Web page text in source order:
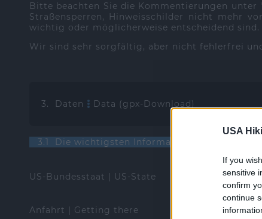
USA
If you
sensitive
confirm
continue
Bitte beachten Sie die Kommentierungen unter
Straßensperren, Hinweisschilder nicht mehr
wichtig oder möglicherweise entscheidend sind.
Wir sind sehr sorgfältig, aber nicht fehlerfrei
3. Daten Data (gpx-Download)
3.1 Die wichtigsten Informationen | The most
US-Bundesstaat | US-State
Anfahrt | Getting there